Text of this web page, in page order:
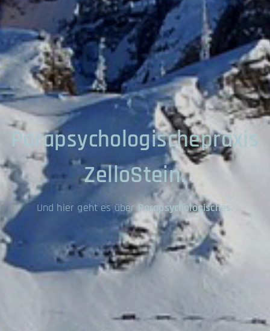
Parapsychologischepraxis
ZelloStein.
Und hier geht es über Parapsychologisches.